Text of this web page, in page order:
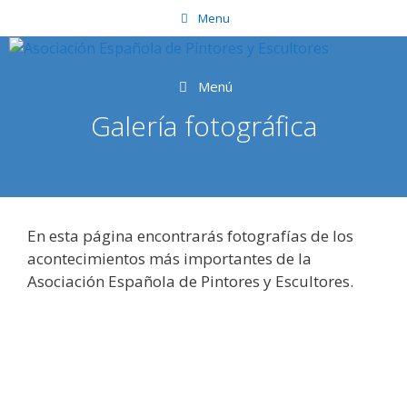
al
contenido
Menu
Menú
Galería fotográfica
En esta página encontrarás fotografías de los
acontecimientos más importantes de la
Asociación Española de Pintores y Escultores.